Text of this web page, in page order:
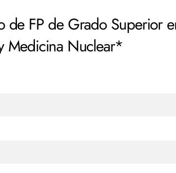
de FP de Grado Superior
Medicina Nuclear*